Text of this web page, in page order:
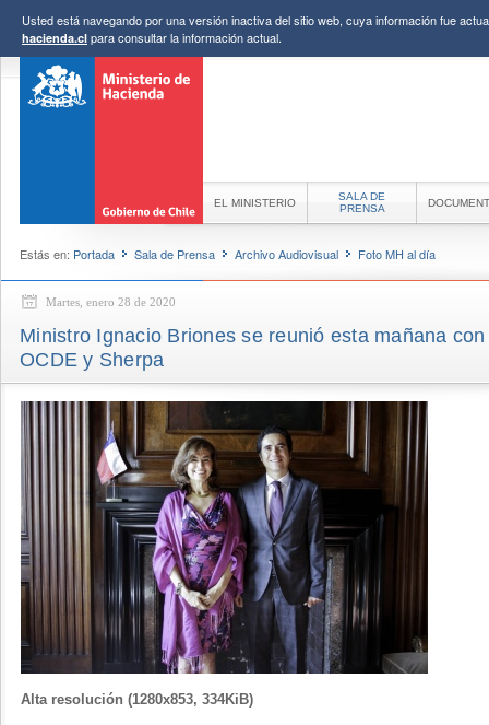
Usted está navegando por una versión inactiva del sitio web, cuya información fue
hacienda.cl para consultar la información actual.
EL MINISTERIO
SALA DE
PRENSA
Estás en: Portada Sala de Prensa Archivo Audiovisual Foto MH al día
Martes, enero 28 de 2020
Ministro Ignacio Briones se reunió esta mañana
OCDE y Sherpa
Alta resolución (1280x853, 334KiB)